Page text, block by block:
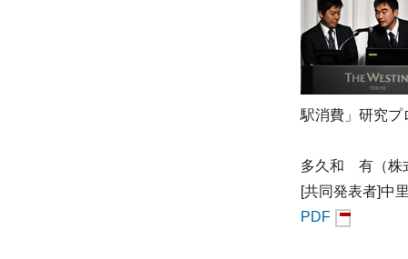
駅消費」研究プ
多久和 有（株
[共同発表者]中
PDF